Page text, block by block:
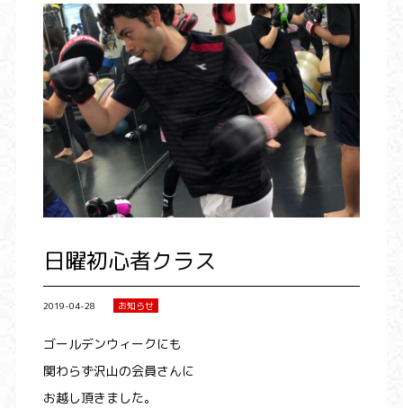
日曜初心者クラス
2019-04-28 お知らせ
ゴールデンウィークにも
関わらず沢山の会員さんに
お越し頂きました。